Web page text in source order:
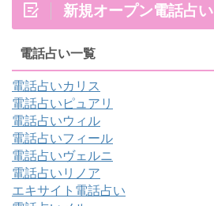
新規オープン電話占い
電話占い一覧
電話占いカリス
電話占いピュアリ
電話占いウィル
電話占いフィール
電話占いヴェルニ
電話占いリノア
エキサイト電話占い